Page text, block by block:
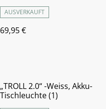
AUSVERKAUFT
69,95 €
„TROLL 2.0“ -Weiss, Akku-
Tischleuchte (1)